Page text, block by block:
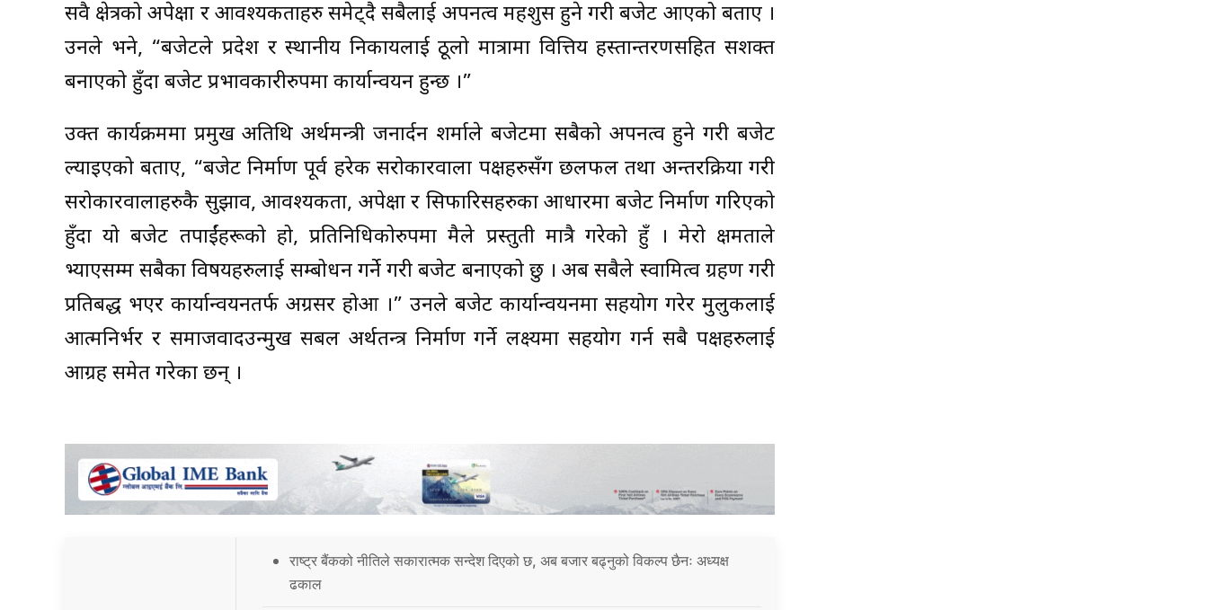
सवै क्षेत्रको अपेक्षा र आवश्यकताहरु समेट्दै सबैलाई अपनत्व महशुस हुने गरी बजेट आएको बताए ।
उनले भने, “बजेटले प्रदेश र स्थानीय निकायलाई ठूलो मात्रामा वित्तिय हस्तान्तरणसहित सशक्त
बनाएको हुँदा बजेट प्रभावकारीरुपमा कार्यान्वयन हुन्छ ।”
उक्त कार्यक्रममा प्रमुख अतिथि अर्थमन्त्री जनार्दन शर्माले बजेटमा सबैको अपनत्व हुने गरी बजेट
ल्याइएको बताए, “बजेट निर्माण पूर्व हरेक सरोकारवाला पक्षहरुसँग छलफल तथा अन्तरक्रिया गरी
सरोकारवालाहरुकै सुझाव, आवश्यकता, अपेक्षा र सिफारिसहरुका आधारमा बजेट निर्माण गरिएको
हुँदा यो बजेट तपाईंहरूको हो, प्रतिनिधिकोरुपमा मैले प्रस्तुती मात्रै गरेको हुँ । मेरो क्षमताले
भ्याएसम्म सबैका विषयहरुलाई सम्बोधन गर्ने गरी बजेट बनाएको छु । अब सबैले स्वामित्व ग्रहण गरी
प्रतिबद्ध भएर कार्यान्वयनतर्फ अग्रसर होऔं ।” उनले बजेट कार्यान्वयनमा सहयोग गरेर मुलुकलाई
आत्मनिर्भर र समाजवादउन्मुख सबल अर्थतन्त्र निर्माण गर्ने लक्ष्यमा सहयोग गर्न सबै पक्षहरुलाई
आग्रह समेत गरेका छन् ।
राष्ट्र बैंकको नीतिले सकारात्मक सन्देश दिएको छ, अब बजार बढ्नुको विकल्प छैनः अध्यक्ष
ढकाल